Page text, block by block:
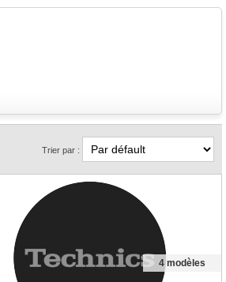
Trier par :
4 modèles